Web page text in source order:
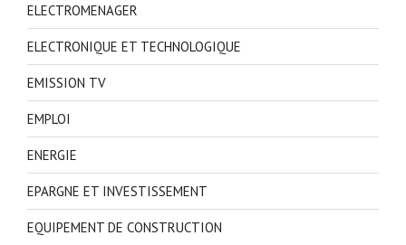
ELECTROMENAGER
ELECTRONIQUE ET TECHNOLOGIQUE
EMISSION TV
EMPLOI
ENERGIE
EPARGNE ET INVESTISSEMENT
EQUIPEMENT DE CONSTRUCTION